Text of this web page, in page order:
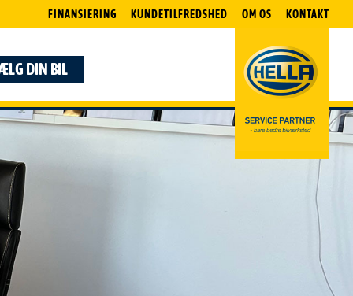
FINANSIERING KUNDETILFREDSHED OM OS KONTAKT
DIN BIL